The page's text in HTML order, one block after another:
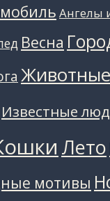
Ангелы
Весна
Животные
Известные
Лето
мотивы